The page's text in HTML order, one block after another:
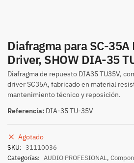
Diafragma para SC-35A
Driver, SHOW DIA-35
Diafragma de repuesto DIA35 TU35V,
driver SC35A, fabricado en material
mantenimiento técnico y reposición.
Referencia: DIA-35 TU-35V
Agotado
SKU: 31110036
Categorías: AUDIO PROFESIONAL,